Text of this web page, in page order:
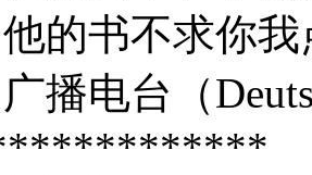
的书不求你
电台（